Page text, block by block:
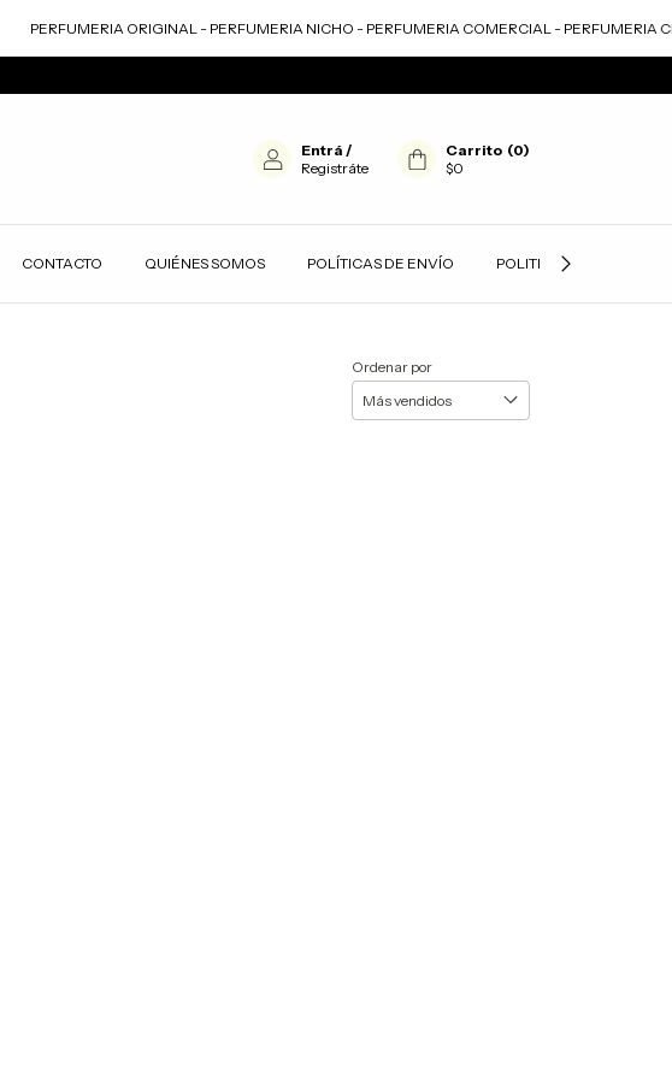
PERFUMERIA ORIGINAL - PERFUMERIA NICHO - PERFUMERIA COMERCIAL - PERFUMERIA
Entrá /
Registráte
Carrito (0)
$0
CONTACTO QUIÉNES SOMOS POLÍTICAS DE ENVÍO POLITICAS DE
Ordenar por